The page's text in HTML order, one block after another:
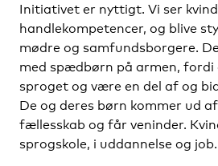
Initiativet er nyttigt. Vi ser
handlekompetencer, og blive
mødre og samfundsborgere.
med spædbørn på armen, fordi
sproget og være en del af og
De og deres børn kommer ud
fællesskab og får veninder.
sprogskole, i uddannelse og job.